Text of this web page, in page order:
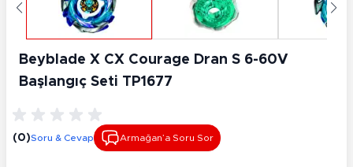
Beyblade X CX Courage Dran S 6-60V
Başlangıç Seti TP1677
(0)Soru & Cevap Armağan’a Soru Sor